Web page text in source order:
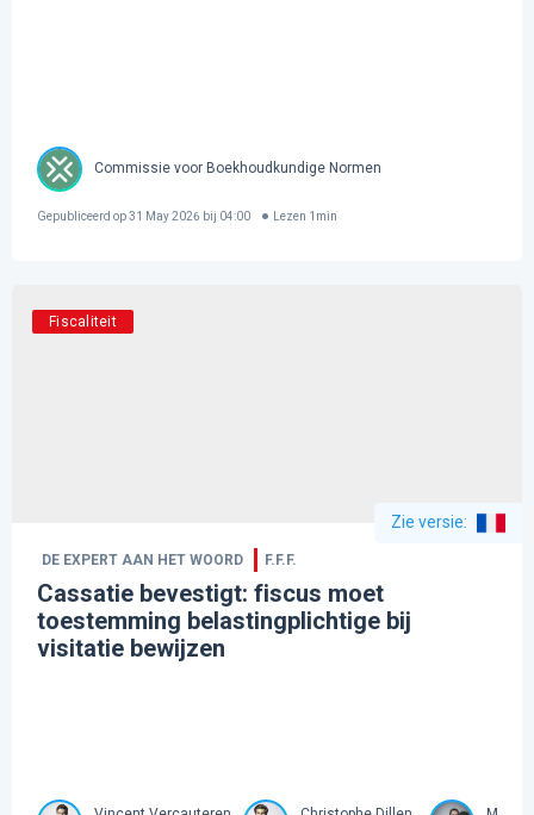
Commissie voor Boekhoudkundige Normen
Gepubliceerd op31 May 2026 bij 04:00 Lezen 1 min
Fiscaliteit
Zie versie:
DE EXPERT AAN HET WOORD F.F.F.
Cassatie bevestigt: fiscus moet
toestemming belastingplichtige bij
visitatie bewijzen